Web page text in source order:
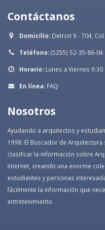
Contáctanos
Domicilio: Detroit 9 - 704,
Teléfono:(5255) 52-35-86-04
Horario: Lunes a Viernes
En línea: FAQ
Nosotros
Ayudando a arquitectos y
1998: El Buscador de
clasificar la información sobre
Internet, creando una enorme
estudiantes y personas
fácilmente la información que
entretenimiento.